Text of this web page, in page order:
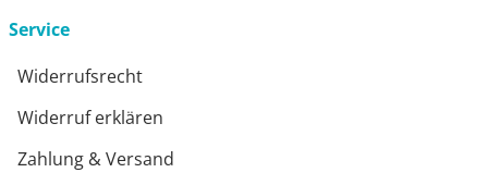
Service
Widerrufsrecht
Widerruf erklären
Zahlung & Versand